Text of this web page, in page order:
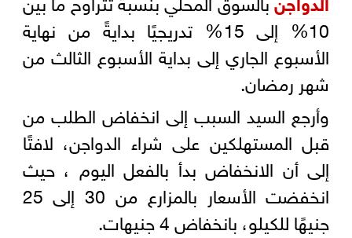
10% إلى 15% تدريجيًا بدايةً من نهاية
الأسبوع الجاري إلى بداية الأسبوع الثالث من
شهر رمضان.
وأرجع السيد السبب إلى انخفاض الطلب من
قبل المستهلكين على شراء الدواجن، لافتًا
إلى أن الانخفاض بدأ بالفعل اليوم ، حيث
انخفضت الأسعار بالمزارع من 30 إلى 25
جنيهًا للكيلو، بانخفاض 4 جنيهات.